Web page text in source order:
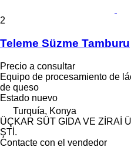
2
Teleme Süzme Tamburu
Precio a consultar
Equipo de procesamiento de
de queso
Estado nuevo
Turquía, Konya
ÜÇKAR SÜT GIDA VE ZİRAİ
ŞTİ.
Contacte con el vendedor